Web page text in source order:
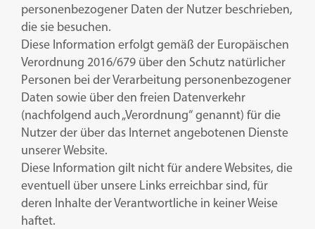
Support-Portal
Handbuch-Portal
Kontakte und Support
Reservierter Bereich
Italiano
English
personenbezogener Daten der Nutzer beschrieben,
die sie besuchen.
Diese Information erfolgt gemäß der Europäischen
Verordnung 2016/679 über den Schutz natürlicher
Personen bei der Verarbeitung personenbezogener
Daten sowie über den freien Datenverkehr
(nachfolgend auch „Verordnung“ genannt) für die
Nutzer der über das Internet angebotenen Dienste
unserer Website.
Diese Information gilt nicht für andere Websites, die
eventuell über unsere Links erreichbar sind, für
deren Inhalte der Verantwortliche in keiner Weise
haftet.